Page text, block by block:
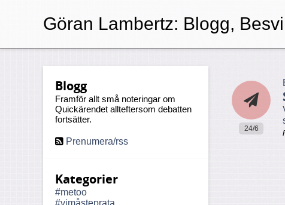
Blogg
Framför allt små noteringar om
Quickärendet allteftersom debatten
fortsätter.
Prenumera/rss
Kategorier
#metoo
#vimåsteprata
24/6
Göran Lambertz: Blogg,